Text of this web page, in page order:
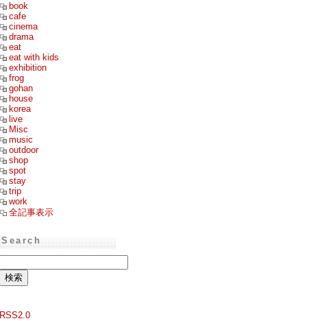
book
cafe
cinema
drama
eat
eat with kids
exhibition
frog
gohan
house
korea
live
Misc
music
outdoor
shop
spot
stay
trip
work
全記事表示
Search
RSS2.0